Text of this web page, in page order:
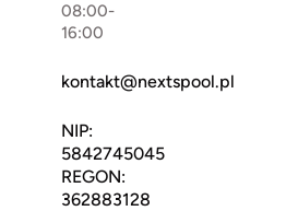
08:00-
16:00
kontakt@nextspool.pl
NIP:
5842745045
REGON:
362883128